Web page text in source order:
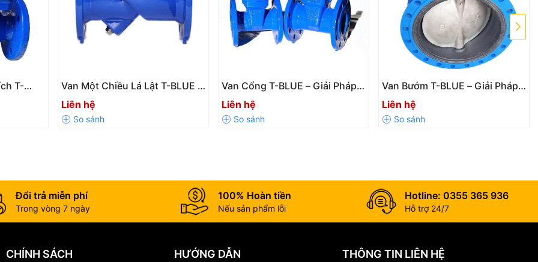
nhỏ trong quá trình lắp đặt.
cao, đảm bảo khả năng chịu áp lực tốt, chống ăn mòn và tăng tuổi thọ sử dụng cho hệ thống đường ống.
7; FCD450-10
T-
Van Một Chiều Lá Lật T-BLUE –
Giải Pháp Ngăn Dòng Chảy
Ngược Hiệu Quả
Liên hệ
Van Cổng T-BLUE – Giải Pháp
Đóng Mở Dòng Chảy Hiệu Quả
Cho Hệ Thống Đường Ống
Liên hệ
Van Bướm T-BLUE – Giải Pháp
Đóng Mở Đường Ống Hiệu Quả
Liên hệ
Đổi trả miễn phí
Trong vòng 7 ngày
100% Hoàn tiền
Nếu sản phẩm lỗi
Hotline: 0355 365 936
Hỗ trợ 24/7
CHÍNH SÁCH HƯỚNG DẪN THÔNG TIN LIÊN HỆ